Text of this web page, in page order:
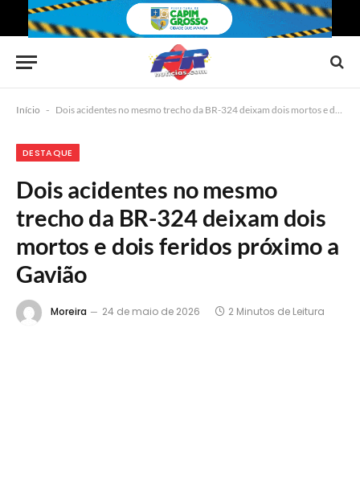
Início - Dois acidentes no mesmo trecho da BR-324 deixam dois mortos e dois feridos próximo a Gavião
DESTAQUE
Dois acidentes no mesmo
trecho da BR-324 deixam dois
mortos e dois feridos próximo a
Gavião
Moreira 24 de maio de 2026 2 Minutos de Leitura